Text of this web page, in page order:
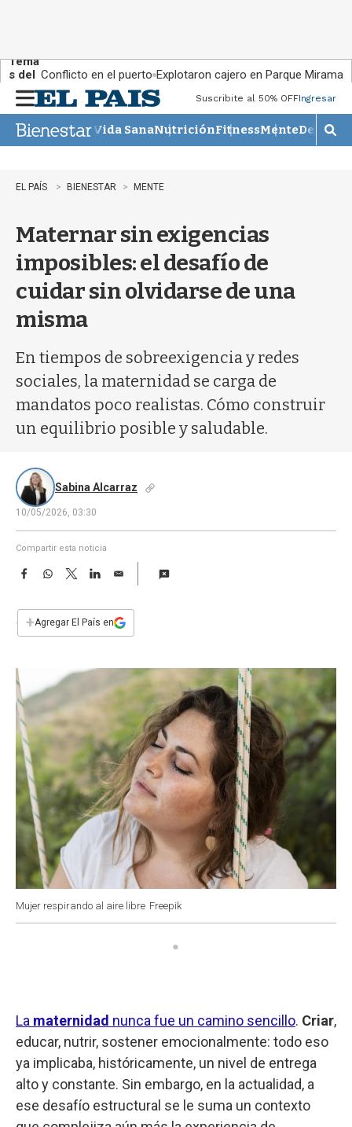
Tema
s del
día:
Conflicto en el puerto Explotaron cajero en Parque Miramar
n
u
Suscribite al 50% OFFIngresar
Vida SanaNutriciónFitnessMente
M
o
EL PAÍS BIENESTAR MENTE
Maternar sin exigencias
imposibles: el desafío de
cuidar sin olvidarse de una
misma
En tiempos de sobreexigencia y redes
sociales, la maternidad se carga de
mandatos poco realistas. Cómo construir
un equilibrio posible y saludable.
Sabina Alcarraz
10/05/2026, 03:30
Compartir esta noticia
F
e
b
W
s
p
T
w
t
L
E
i
l
+Agregar El País en
Mujer respirando al aire libre Freepik
La maternidad nunca fue un camino sencillo. Criar,
educar, nutrir, sostener emocionalmente: todo eso
ya implicaba, históricamente, un nivel de entrega
alto y constante. Sin embargo, en la actualidad, a
ese desafío estructural se le suma un contexto